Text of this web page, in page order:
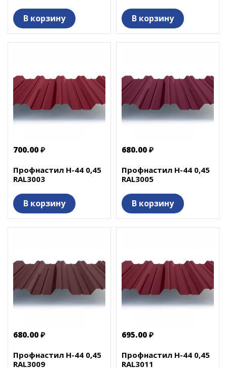
В корзину В корзину
700.00 ₽
Профнастил Н-44 0,45
RAL3003
В корзину
680.00 ₽
Профнастил Н-44 0,45
RAL3005
В корзину
680.00 ₽
Профнастил Н-44 0,45
RAL3009
695.00 ₽
Профнастил Н-44 0,45
RAL3011